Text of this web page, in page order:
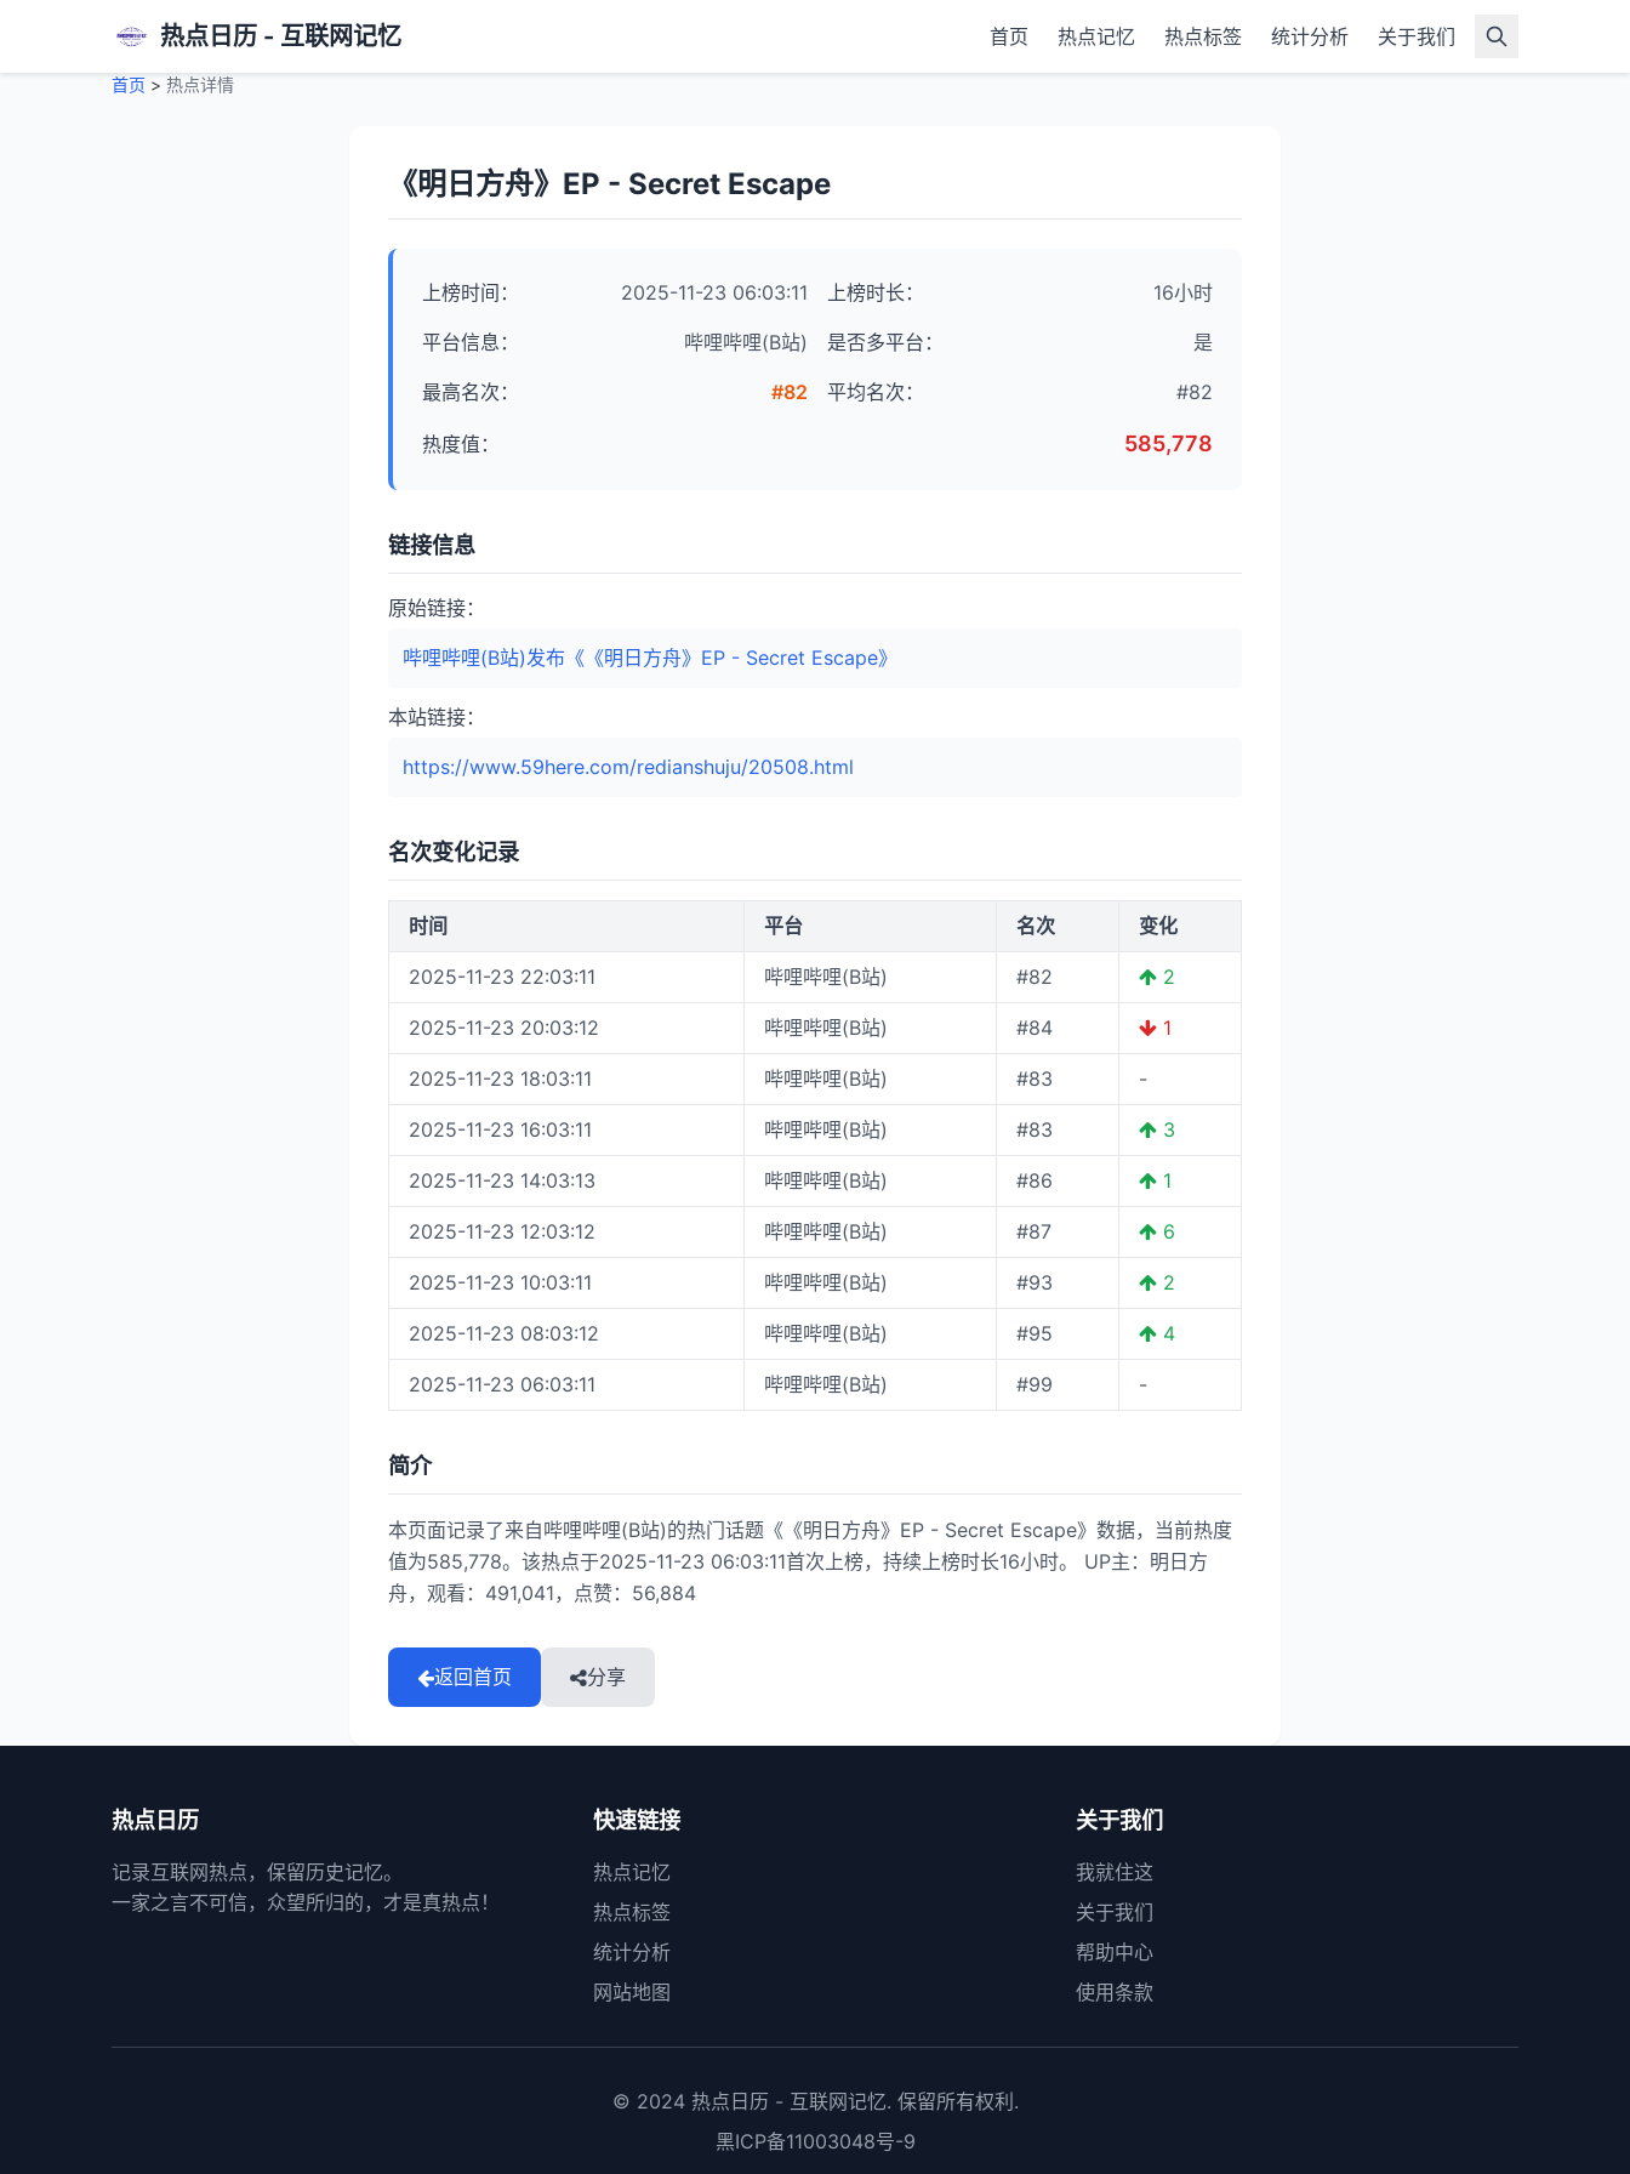
热点日历 - 互联网记忆 首页 热点记忆 热点标签 统计分析 关于我们
首页 > 热点详情
《明日方舟》EP - Secret Escape
上榜时间： 2025-11-23 06:03:11 上榜时长： 16小时
平台信息： 哔哩哔哩(B站) 是否多平台： 是
最高名次： #82 平均名次： #82
热度值： 585,778
链接信息
原始链接：
哔哩哔哩(B站)发布《《明日方舟》EP - Secret Escape》
本站链接：
https://www.59here.com/redianshuju/20508.html
名次变化记录
时间 平台 名次 变化
2025-11-23 22:03:11 哔哩哔哩(B站) #82 2
2025-11-23 20:03:12 哔哩哔哩(B站) #84 1
2025-11-23 18:03:11 哔哩哔哩(B站) #83 -
2025-11-23 16:03:11 哔哩哔哩(B站) #83 3
2025-11-23 14:03:13 哔哩哔哩(B站) #86 1
2025-11-23 12:03:12 哔哩哔哩(B站) #87 6
2025-11-23 10:03:11 哔哩哔哩(B站) #93 2
2025-11-23 08:03:12 哔哩哔哩(B站) #95 4
2025-11-23 06:03:11 哔哩哔哩(B站) #99 -
简介
本页面记录了来自哔哩哔哩(B站)的热门话题《《明日方舟》EP - Secret Escape》数据，当前热度
值为585,778。该热点于2025-11-23 06:03:11首次上榜，持续上榜时长16小时。 UP主：明日方
舟，观看：491,041，点赞：56,884
返回首页 分享
热点日历
记录互联网热点，保留历史记忆。
一家之言不可信，众望所归的，才是真热点！
快速链接
热点记忆
热点标签
统计分析
网站地图
关于我们
我就住这
关于我们
帮助中心
使用条款
© 2024 热点日历 - 互联网记忆. 保留所有权利.
黑ICP备11003048号-9